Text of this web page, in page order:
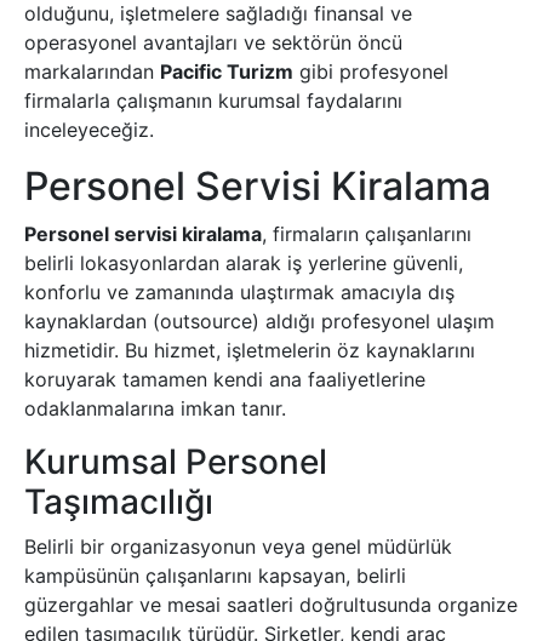
olduğunu, işletmelere sağladığı finansal ve
operasyonel avantajları ve sektörün öncü
markalarından Pacific Turizm gibi profesyonel
firmalarla çalışmanın kurumsal faydalarını
inceleyeceğiz.
Personel Servisi Kiralama
Personel servisi kiralama, firmaların çalışanlarını
belirli lokasyonlardan alarak iş yerlerine güvenli,
konforlu ve zamanında ulaştırmak amacıyla dış
kaynaklardan (outsource) aldığı profesyonel ulaşım
hizmetidir. Bu hizmet, işletmelerin öz kaynaklarını
koruyarak tamamen kendi ana faaliyetlerine
odaklanmalarına imkan tanır.
Kurumsal Personel
Taşımacılığı
Belirli bir organizasyonun veya genel müdürlük
kampüsünün çalışanlarını kapsayan, belirli
güzergahlar ve mesai saatleri doğrultusunda organize
edilen taşımacılık türüdür. Şirketler, kendi araç